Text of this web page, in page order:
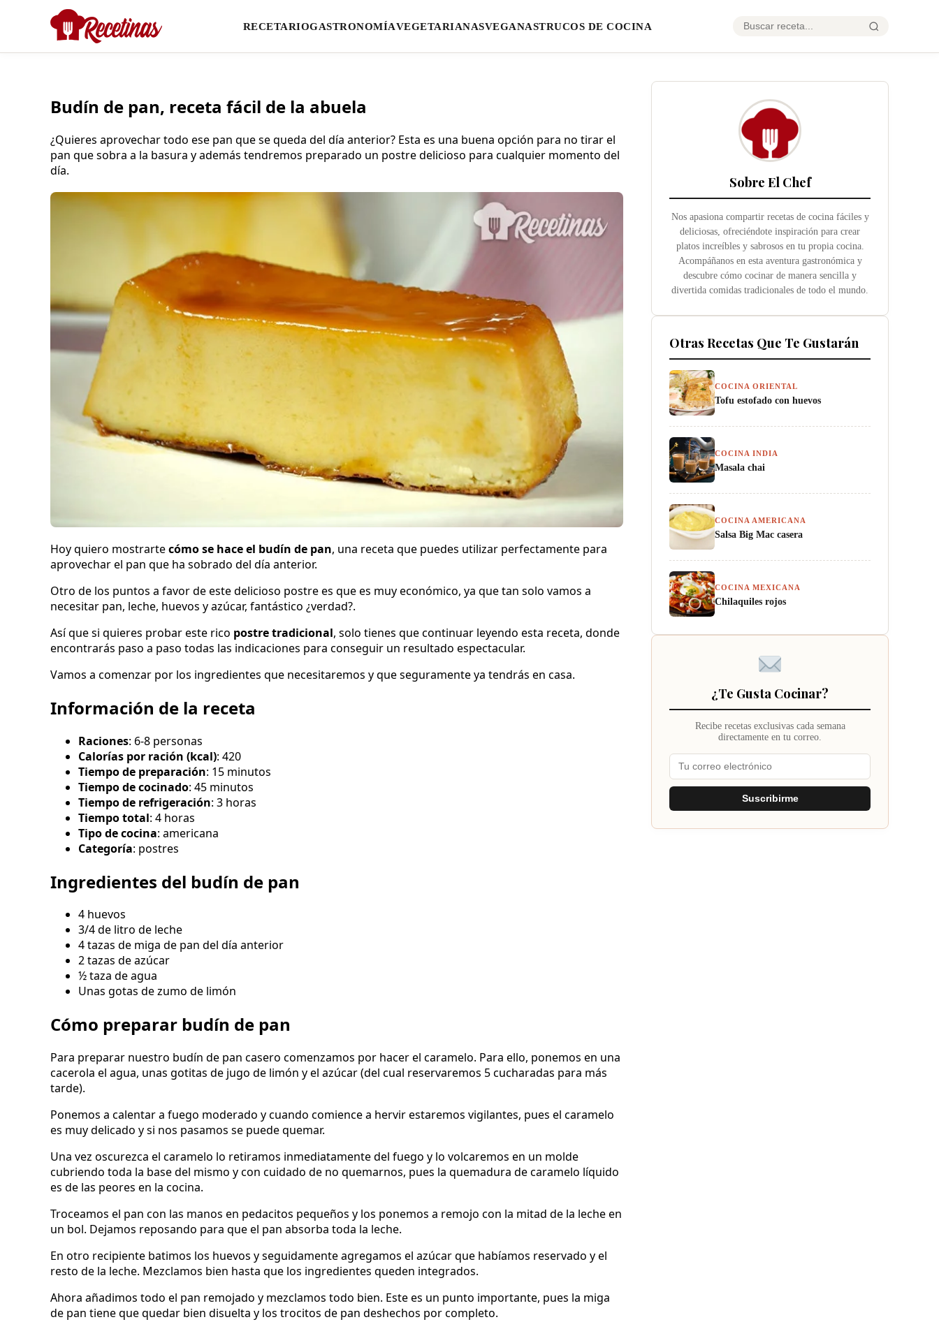
RECETARIOGASTRONOMÍAVEGETARIANASVEGANASTRUCOS DE COCINA
Budín de pan, receta fácil de la abuela
¿Quieres aprovechar todo ese pan que se queda del día anterior? Esta es una buena opción para no tirar el
pan que sobra a la basura y además tendremos preparado un postre delicioso para cualquier momento del
día.
Hoy quiero mostrartecómo se hace el budín de pan, una receta que puedes utilizar perfectamente para
aprovechar el pan que ha sobrado del día anterior.
Otro de los puntos a favor de este delicioso postre es que es muy económico, ya que tan solo vamos a
necesitar pan, leche, huevos y azúcar, fantástico ¿verdad?.
Así que si quieres probar este rico postre tradicional, solo tienes que continuar leyendo esta receta, donde
encontrarás paso a paso todas las indicaciones para conseguir un resultado espectacular.
Vamos a comenzar por los ingredientes que necesitaremos y que seguramente ya tendrás en casa.
Información de la receta
Raciones: 6-8 personas
Calorías por ración (kcal): 420
Tiempo de preparación: 15 minutos
Tiempo de cocinado: 45 minutos
Tiempo de refrigeración: 3 horas
Tiempo total: 4 horas
Tipo de cocina: americana
Categoría: postres
Ingredientes del budín de pan
4 huevos
3/4 de litro de leche
4 tazas de miga de pan del día anterior
2 tazas de azúcar
½ taza de agua
Unas gotas de zumo de limón
Cómo preparar budín de pan
Para preparar nuestro budín de pan casero comenzamos por hacer el caramelo. Para ello, ponemos en una
cacerola el agua, unas gotitas de jugo de limón y el azúcar (del cual reservaremos 5 cucharadas para más
tarde).
Ponemos a calentar a fuego moderado y cuando comience a hervir estaremos vigilantes, pues el caramelo
es muy delicado y si nos pasamos se puede quemar.
Una vez oscurezca el caramelo lo retiramos inmediatamente del fuego y lo volcaremos en un molde
cubriendo toda la base del mismo y con cuidado de no quemarnos, pues la quemadura de caramelo líquido
es de las peores en la cocina.
Troceamos el pan con las manos en pedacitos pequeños y los ponemos a remojo con la mitad de la leche en
un bol. Dejamos reposando para que el pan absorba toda la leche.
En otro recipiente batimos los huevos y seguidamente agregamos el azúcar que habíamos reservado y el
resto de la leche. Mezclamos bien hasta que los ingredientes queden integrados.
Ahora añadimos todo el pan remojado y mezclamos todo bien. Este es un punto importante, pues la miga
de pan tiene que quedar bien disuelta y los trocitos de pan deshechos por completo.
Sobre El Chef
Nos apasiona compartir recetas de cocina fáciles y
deliciosas, ofreciéndote inspiración para crear
platos increíbles y sabrosos en tu propia cocina.
Acompáñanos en esta aventura gastronómica y
descubre cómo cocinar de manera sencilla y
divertida comidas tradicionales de todo el mundo.
Otras Recetas Que Te Gustarán
COCINA ORIENTAL
Tofu estofado con huevos
COCINA INDIA
Masala chai
COCINA AMERICANA
Salsa Big Mac casera
COCINA MEXICANA
Chilaquiles rojos
¿Te Gusta Cocinar?
Recibe recetas exclusivas cada semana
directamente en tu correo.
Suscribirme